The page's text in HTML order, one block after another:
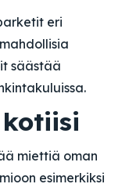
eri
säästää
miettiä oman
esimerkiksi